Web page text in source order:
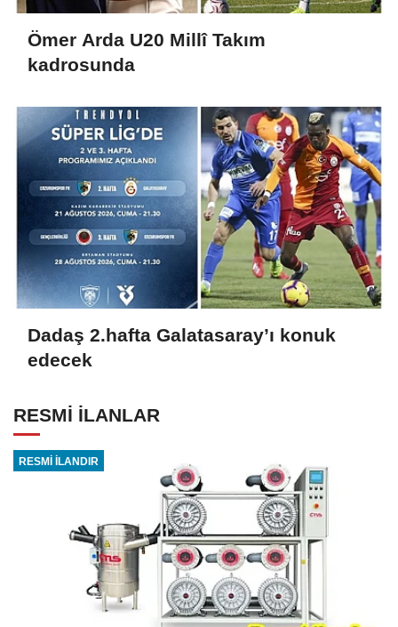
Ömer Arda U20 Millî Takım
kadrosunda
Dadaş 2.hafta Galatasaray’ı konuk
edecek
RESMİ İLANLAR
RESMİ İLANDIR